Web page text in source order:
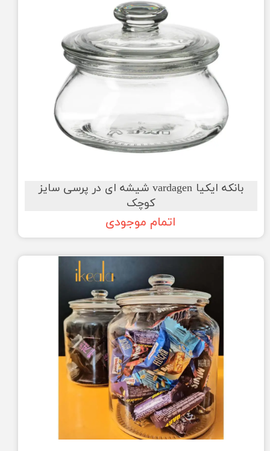
بانکه ایکیا vardagen شیشه ای در پرسی سایز
کوچک
اتمام موجودی